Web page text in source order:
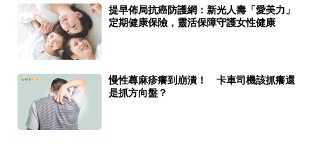
提早佈局抗癌防護網：新光人壽「愛美力」
定期健康保險，靈活保障守護女性健康
慢性蕁麻疹癢到崩潰！ 卡車司機該抓癢還
是抓方向盤？